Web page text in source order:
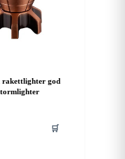
rakettlighter god
🛒